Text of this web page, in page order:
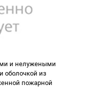
и нелужеными
оболочкой из
пожарной